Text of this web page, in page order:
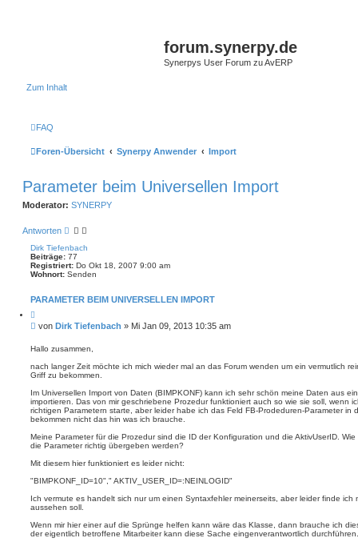
forum.synerpy.de
Synerpys User Forum zu AvERP
Zum Inhalt
FAQ
Foren-Übersicht Synerpy Anwender Import
Parameter beim Universellen Import
Moderator: SYNERPY
Antworten
Dirk Tiefenbach
Beiträge: 77
Registriert: Do Okt 18, 2007 9:00 am
Wohnort: Senden
PARAMETER BEIM UNIVERSELLEN IMPORT
i
t
e
e
n
B
i
r
a
g
von Dirk Tiefenbach » Mi Jan 09, 2013 10:35 am
Hallo zusammen,
nach langer Zeit möchte ich mich wieder mal an das Forum wenden um ein vermutlich
Griff zu bekommen.
Im Universellen Import von Daten (BIMPKONF) kann ich sehr schön meine Daten aus
importieren. Das von mir geschriebene Prozedur funktioniert auch so wie sie soll, wenn
richtigen Parametern starte, aber leider habe ich das Feld FB-Prodeduren-Parameter in
bekommen nicht das hin was ich brauche.
Meine Parameter für die Prozedur sind die ID der Konfiguration und die AktivUserID.
die Parameter richtig übergeben werden?
Mit diesem hier funktioniert es leider nicht:
"BIMPKONF_ID=10"," AKTIV_USER_ID=:NEINLOGID"
Ich vermute es handelt sich nur um einen Syntaxfehler meinerseits, aber leider finde
aussehen soll.
Wenn mir hier einer auf die Sprünge helfen kann wäre das Klasse, dann brauche ich
der eigentlich betroffene Mitarbeiter kann diese Sache eingenverantwortlich durchführen.